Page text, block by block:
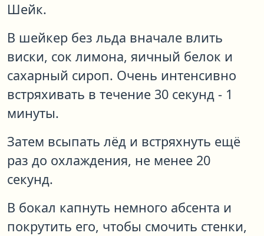
Шейк.
В шейкер без льда вначале влить
виски, сок лимона, яичный белок и
сахарный сироп. Очень интенсивно
встряхивать в течение 30 секунд - 1
минуты.
Затем всыпать лёд и встряхнуть ещё
раз до охлаждения, не менее 20
секунд.
В бокал капнуть немного абсента и
покрутить его, чтобы смочить стенки,